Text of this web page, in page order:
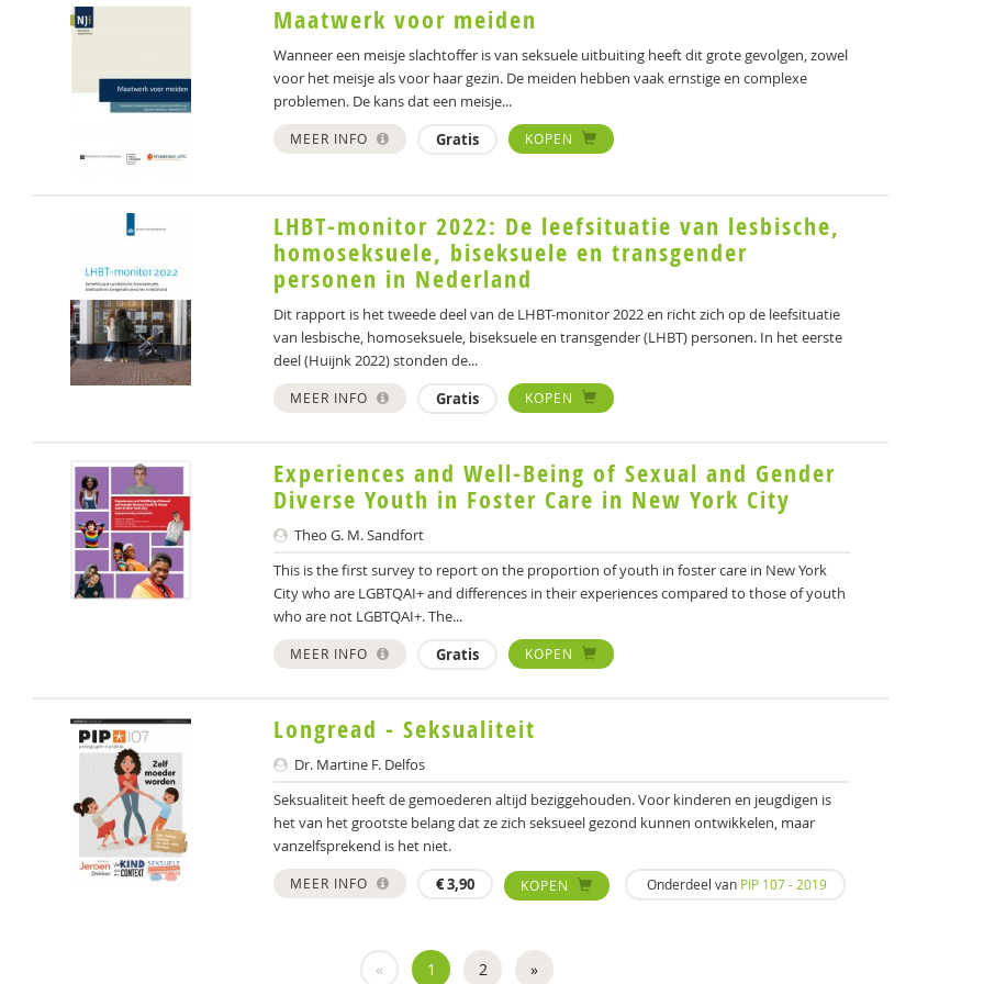
Maatwerk voor meiden
Wanneer een meisje slachtoffer is van seksuele uitbuiting heeft dit grote gevolgen, zowel
voor het meisje als voor haar gezin. De meiden hebben vaak ernstige en complexe
problemen. De kans dat een meisje...
MEER INFO Gratis KOPEN
LHBT-monitor 2022: De leefsituatie van lesbische,
homoseksuele, biseksuele en transgender
personen in Nederland
Dit rapport is het tweede deel van de LHBT-monitor 2022 en richt zich op de leefsituatie
van lesbische, homoseksuele, biseksuele en transgender (LHBT) personen. In het eerste
deel (Huijnk 2022) stonden de...
MEER INFO Gratis KOPEN
Experiences and Well-Being of Sexual and Gender
Diverse Youth in Foster Care in New York City
Theo G. M. Sandfort
This is the first survey to report on the proportion of youth in foster care in New York
City who are LGBTQAI+ and differences in their experiences compared to those of youth
who are not LGBTQAI+. The...
MEER INFO Gratis KOPEN
Longread - Seksualiteit
Dr. Martine F. Delfos
Seksualiteit heeft de gemoederen altijd beziggehouden. Voor kinderen en jeugdigen is
het van het grootste belang dat ze zich seksueel gezond kunnen ontwikkelen, maar
vanzelfsprekend is het niet.
MEER INFO €3,90 KOPEN Onderdeel van PIP 107 - 2019
« 1 2 »